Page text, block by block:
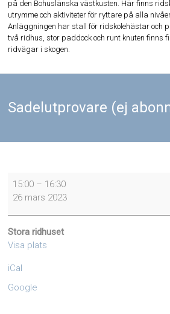
på den Bohuslänska västkusten. Här finns
utrymme och aktiviteter för ryttare på alla
Anläggningen har stall för ridskolehästar och
två ridhus, stor paddock och runt knuten finns
ridvägar i skogen.
Sadelutprovare (ej
Sadelutprovare
(ej
15:00 – 16:30
26 mars 2023
Stora ridhuset
Visa plats
iCal
Google